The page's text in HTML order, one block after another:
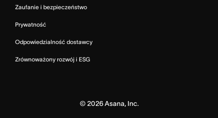
Zaufanie i bezpieczeństwo
Prywatność
Odpowiedzialność dostawcy
Zrównoważony rozwój i ESG
© 2026Asana, Inc.